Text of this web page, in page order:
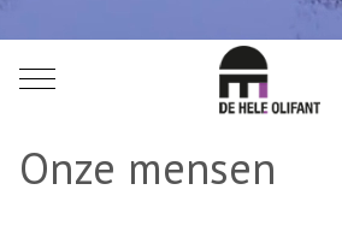
Mobile Menu Toggle
Onze mensen